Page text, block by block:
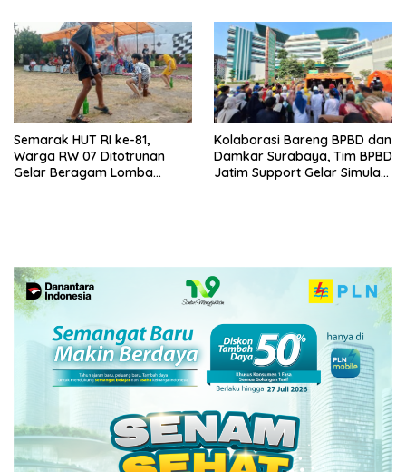
Semarak HUT RI ke-81,
Warga RW 07 Ditotrunan
Gelar Beragam Lomba
Kolaborasi Bareng BPBD dan
Damkar Surabaya, Tim BPBD
Jatim Support Gelar Simulasi